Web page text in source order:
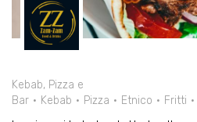
Kebab, Pizza e
Bar
Kebab Pizza Etnico Fritti